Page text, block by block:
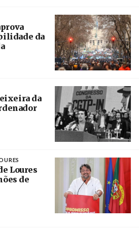
da
da
Loures
de